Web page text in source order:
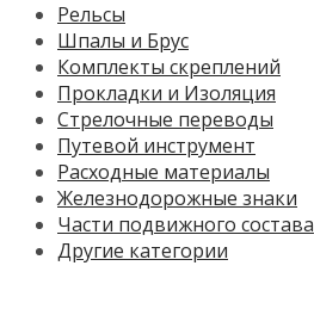
Рельсы
Шпалы и Брус
Комплекты скреплений
Прокладки и Изоляция
Стрелочные переводы
Путевой инструмент
Расходные материалы
Железнодорожные знаки
Части подвижного состава
Другие категории